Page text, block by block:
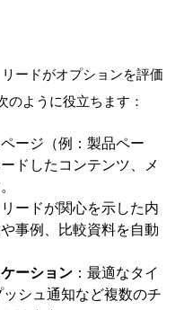
ードがオプションを評価
のように役立ちます：
ージ（例：製品ペー
ドしたコンテンツ、メ
リードが関心を示した内
事例、比較資料を自動
ーション ：最適なタイ
シュ通知など複数のチ